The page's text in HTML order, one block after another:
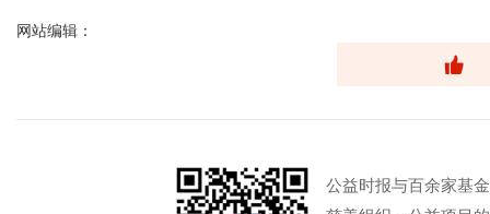
网站编辑：
公益时报与百余家基